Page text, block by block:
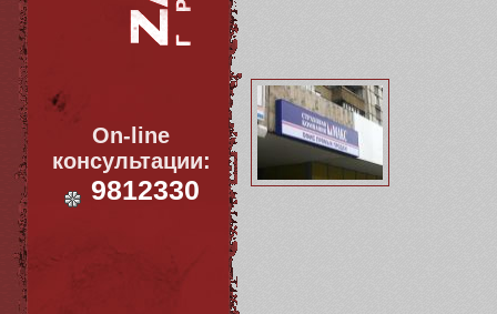
On-line
консультации:
9812330